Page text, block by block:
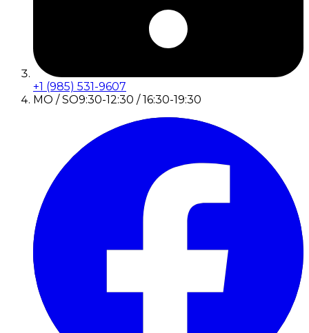
+1 (985) 531-9607
MO / SO9:30-12:30 / 16:30-19:30